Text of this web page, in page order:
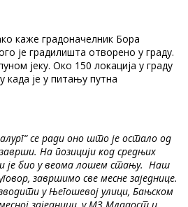
каже градоначелник Бора
је градилишта отворено у граду.
јеку. Око 150 локација у граду
када је у питању путна
се ради оно што је остало од
На позицији код средњих
је био у веома лошем стању. Наш
завршимо све месне заједнице.
у Његошевој улици, Бањском
заједници, у МЗ Младост и